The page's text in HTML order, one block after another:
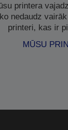
printera
nedaudz
printeri, kas ir
MŪSU